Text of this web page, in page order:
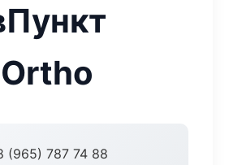
(965) 787 74 88